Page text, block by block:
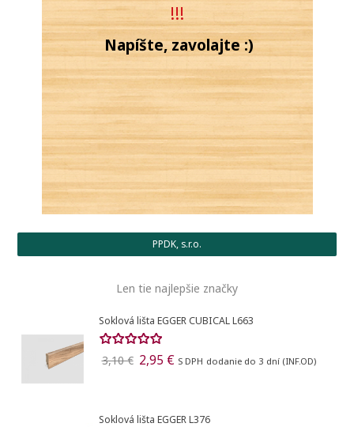
!!!
Napíšte, zavolajte :)
PPDK, s.r.o.
Len tie najlepšie značky
Soklová lišta EGGER CUBICAL L663
3,10 € 2,95 € S DPH dodanie do 3 dní (INF.OD)
Soklová lišta EGGER L376
add_circle_outlineVytvoriť nový zoznam
((modalTitle))
Vytvoriť zoznam želaní
Vytvoriť zoznam želaní
Registrovať sa
Na vytvorenie zoznamu želaných produktov je potrebné
prihlásiť sa.